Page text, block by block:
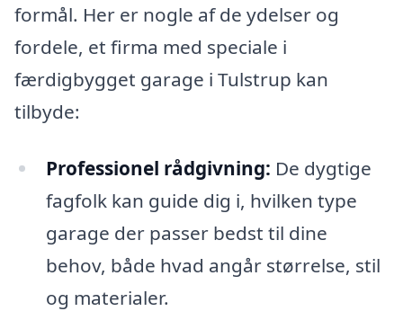
formål. Her er nogle af de ydelser og
fordele, et firma med speciale i
færdigbygget garage i Tulstrup kan
tilbyde:
Professionel rådgivning: De dygtige
fagfolk kan guide dig i, hvilken type
garage der passer bedst til dine
behov, både hvad angår størrelse, stil
og materialer.